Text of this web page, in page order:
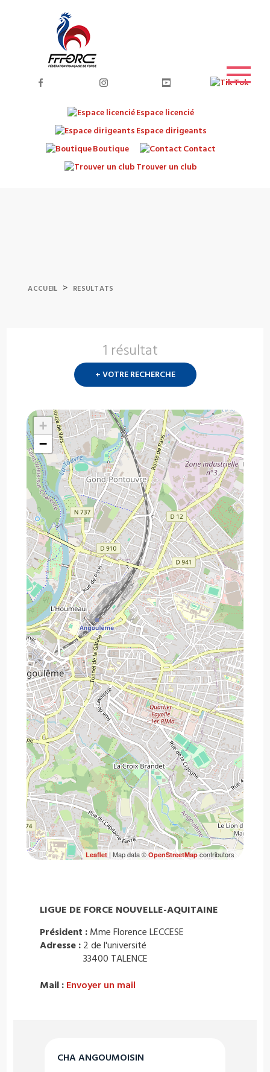
Espace licencié
Espace dirigeants
Boutique
Contact
Trouver un club
ACCUEIL > RESULTATS
1 résultat
+ VOTRE RECHERCHE
CHA ANGOUMOISIN
+
−
Leaflet| Map data © OpenStreetMapcontributors
LIGUE DE FORCE NOUVELLE-AQUITAINE
Président : Mme Florence LECCESE
Adresse : 2 de l'université
33400 TALENCE
Mail : Envoyer un mail